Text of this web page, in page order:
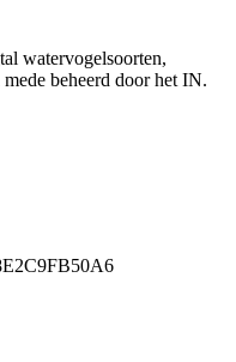
watervogelsoorten,
beheerd door het IN.